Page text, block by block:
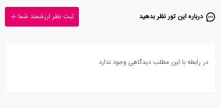
درباره این تور‌ نظر بدهید ثبت نظر ارزشمند شما
در رابطه با این مطلب دیدگاهی وجود ندارد